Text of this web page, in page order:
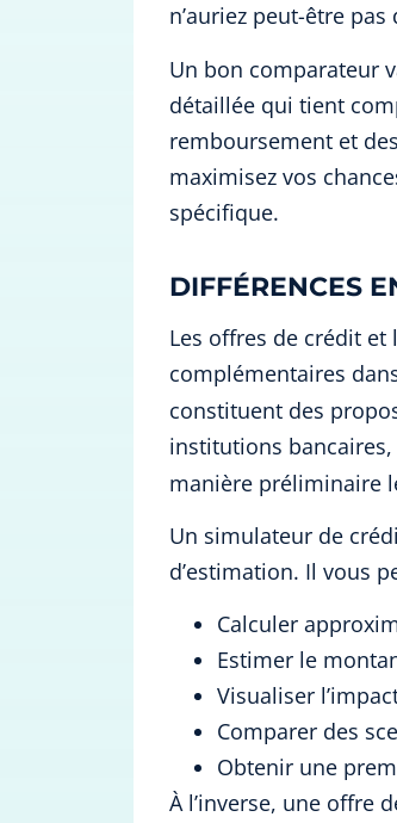
n’auriez peut-être
Un bon comparateur
détaillée qui tient
remboursement et
maximisez vos
spécifique.
DIFFÉRENCES
Les offres de crédit
complémentaires
constituent des
institutions
manière préliminaire
Un simulateur de
d’estimation. Il vous
Calculer
Estimer le
Visualiser
Comparer des
Obtenir une
À l’inverse, une offre